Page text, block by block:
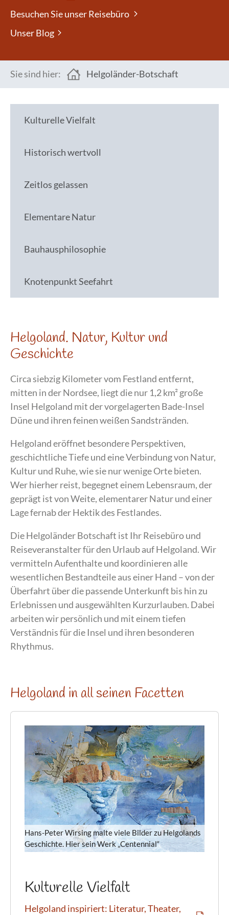
Besuchen Sie unser Reisebüro
Unser Blog
You are here:
Sie sind hier: Helgoländer-Botschaft
Helgoland. Natur, Kultur und
Geschichte
Circa siebzig Kilometer vom Festland entfernt,
mitten in der Nordsee, liegt die nur 1,2 km² große
Insel Helgoland mit der vorgelagerten Bade-Insel
Düne und ihren feinen weißen Sandstränden.
Helgoland eröffnet besondere Perspektiven,
geschichtliche Tiefe und eine Verbindung von Natur,
Kultur und Ruhe, wie sie nur wenige Orte bieten.
Wer hierher reist, begegnet einem Lebensraum, der
geprägt ist von Weite, elementarer Natur und einer
Lage fernab der Hektik des Festlandes.
Die Helgoländer Botschaft ist Ihr Reisebüro und
Reiseveranstalter für den Urlaub auf Helgoland. Wir
vermitteln Aufenthalte und koordinieren alle
wesentlichen Bestandteile aus einer Hand – von der
Überfahrt über die passende Unterkunft bis hin zu
Erlebnissen und ausgewählten Kurzurlauben. Dabei
arbeiten wir persönlich und mit einem tiefen
Verständnis für die Insel und ihren besonderen
Rhythmus.
Kulturelle Vielfalt
Historisch wertvoll
Zeitlos gelassen
Elementare Natur
Bauhausphilosophie
Knotenpunkt Seefahrt
Helgoland in all seinen Facetten
Hans-Peter Wirsing malte viele Bilder zu Helgolands
Geschichte. Hier sein Werk „Centennial“
Kulturelle Vielfalt
Helgoland inspiriert: Literatur, Theater,